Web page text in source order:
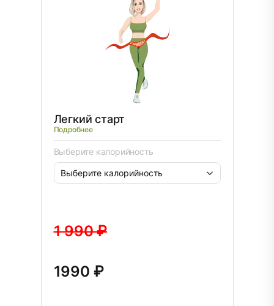
Легкий старт
Подробнее
Выберите калорийность
1 990 ₽
1990 ₽